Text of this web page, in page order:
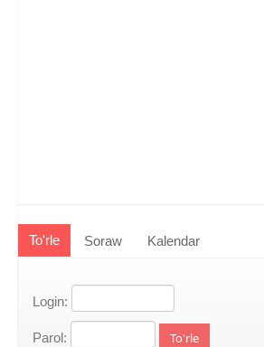
To'rle Soraw Kalendar
Login:
Parol: To'rle